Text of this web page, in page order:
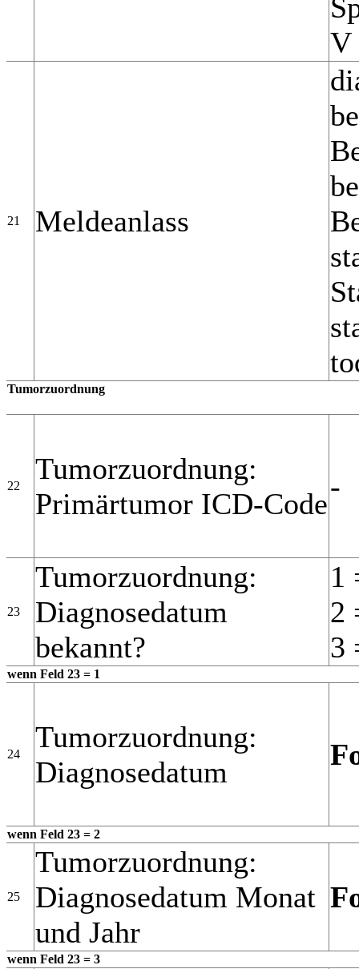
V
21 Meldeanlass
Tumorzuordnung
22
Tumorzuordnung:
Primärtumor ICD-Code
-
23
Tumorzuordnung:
Diagnosedatum
bekannt?
1
2
3
wenn Feld 23 = 1
24
Tumorzuordnung:
Diagnosedatum
wenn Feld 23 = 2
25
Tumorzuordnung:
Diagnosedatum Monat
und Jahr
wenn Feld 23 = 3